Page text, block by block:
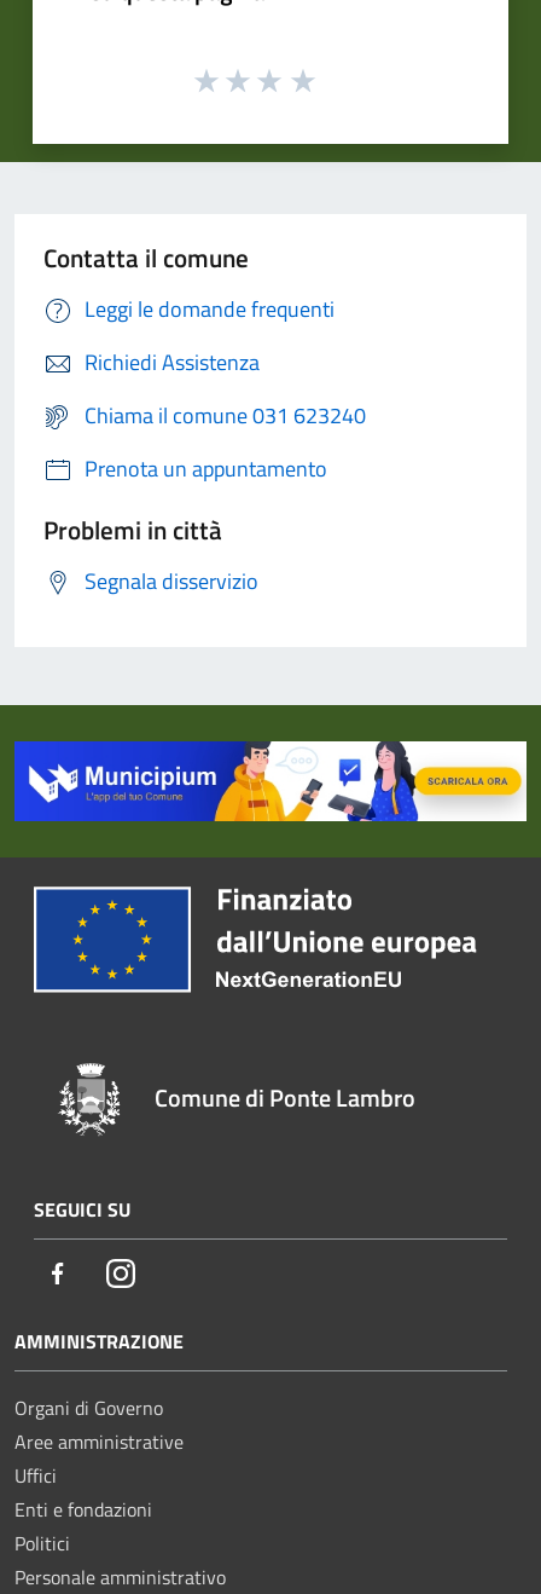
Contatta il comune
Leggi le domande frequenti
Richiedi Assistenza
Chiama il comune 031 623240
Prenota un appuntamento
Problemi in città
Segnala disservizio
Comune di Ponte Lambro
SEGUICI SU
FacebookInstagram
AMMINISTRAZIONE
Organi di Governo
Aree amministrative
Uffici
Enti e fondazioni
Politici
Personale amministrativo